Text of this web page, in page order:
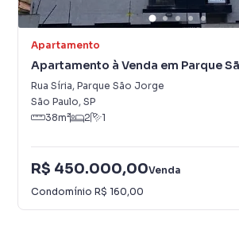
Apartamento
Apartamento à Venda em Parque
Rua Síria, Parque São Jorge
São Paulo, SP
38m² 2 1
R$ 450.000,00Venda
Condomínio R$ 160,00